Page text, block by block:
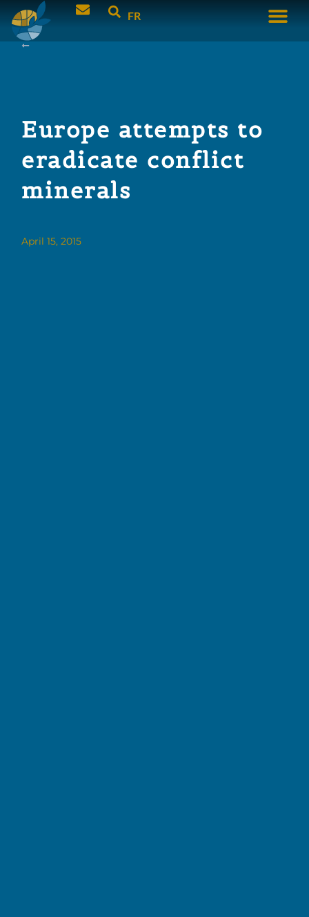
FR
Europe attempts to
eradicate conflict
minerals
April 15, 2015